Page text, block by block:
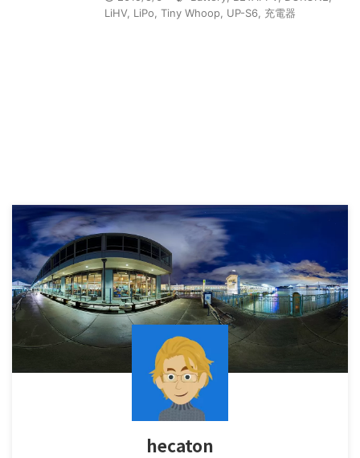
LiHV, LiPo Tiny Whoop UP-S6 充電器
hecaton